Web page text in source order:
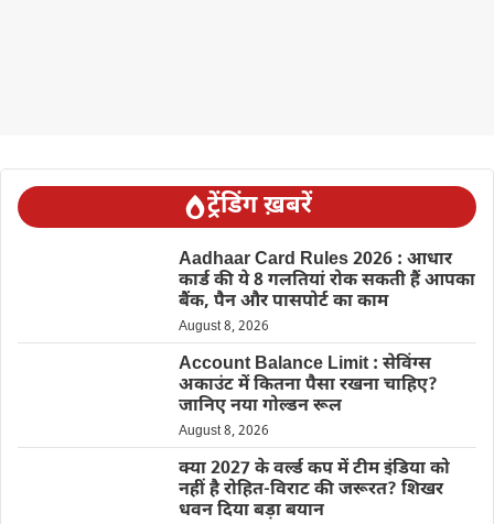
ट्रेंडिंग ख़बरें
Aadhaar Card Rules 2026 : आधार
कार्ड की ये 8 गलतियां रोक सकती हैं आपका
बैंक, पैन और पासपोर्ट का काम
August 8, 2026
Account Balance Limit : सेविंग्स
अकाउंट में कितना पैसा रखना चाहिए?
जानिए नया गोल्डन रूल
August 8, 2026
क्या 2027 के वर्ल्ड कप में टीम इंडिया को
नहीं है रोहित-विराट की जरूरत? शिखर
धवन दिया बड़ा बयान